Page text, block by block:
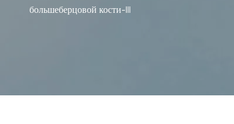
большеберцовой кости-III